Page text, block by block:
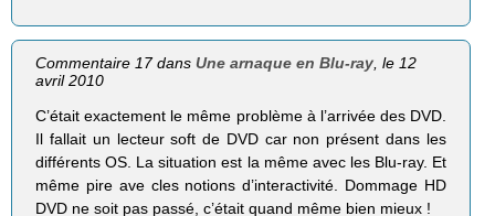
Commentaire 17 dansUne arnaque en Blu-ray, le 12
avril 2010
C’était exactement le même problème à l’arrivée des DVD.
Il fallait un lecteur soft de DVD car non présent dans les
différents OS. La situation est la même avec les Blu-ray. Et
même pire ave cles notions d’interactivité. Dommage HD
DVD ne soit pas passé, c’était quand même bien mieux !